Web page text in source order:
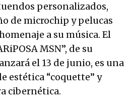
personalizados,
de microchip y pelucas
a su música. El
MSN”, de su
el 13 de junio, es una
estética “coquette” y
cibernética.